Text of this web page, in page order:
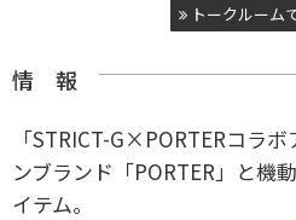
トークルーム
情 報
「STRICT-G×PORTERコラ
ンブランド「PORTER」と機
イテム。